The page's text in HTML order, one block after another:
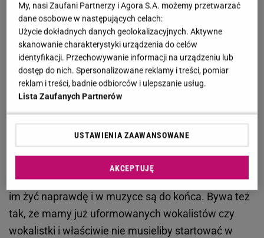
Senior". Zdradza swojego faworyta
Zmiany w "The Voice Senior". Zamiast
Cugowskiego wystąpi znana śpiewaczka
Uczestnicy, którzy ukończyli 60. lat będą mogli
rozwijać się w 2024 roku pod okiem Maryli
Rodowicz, Alicji Węgorzewskiej oraz Tomasza
Szczepanika. Czwarty fotel zajmie nie Cugowski, a
Halina Frąckowiak. "Muzyka jest dla naszych
uczestników możliwością spełnienia siebie. Pozwala
im żyć naprawdę i w muzyce są do końca. Bywa też
tak, że mamy już uformowanych wokalistów czy
wokalistki i właściwie nie musieliby startować w
My, nasi Zaufani Partnerzy i Agora S.A. możemy przetwarzać
dane osobowe w następujących celach:
Użycie dokładnych danych geolokalizacyjnych. Aktywne
skanowanie charakterystyki urządzenia do celów
identyfikacji. Przechowywanie informacji na urządzeniu lub
dostęp do nich. Spersonalizowane reklamy i treści, pomiar
reklam i treści, badnie odbiorców i ulepszanie usług.
Lista Zaufanych Partnerów
USTAWIENIA ZAAWANSOWANE
AKCEPTUJĘ